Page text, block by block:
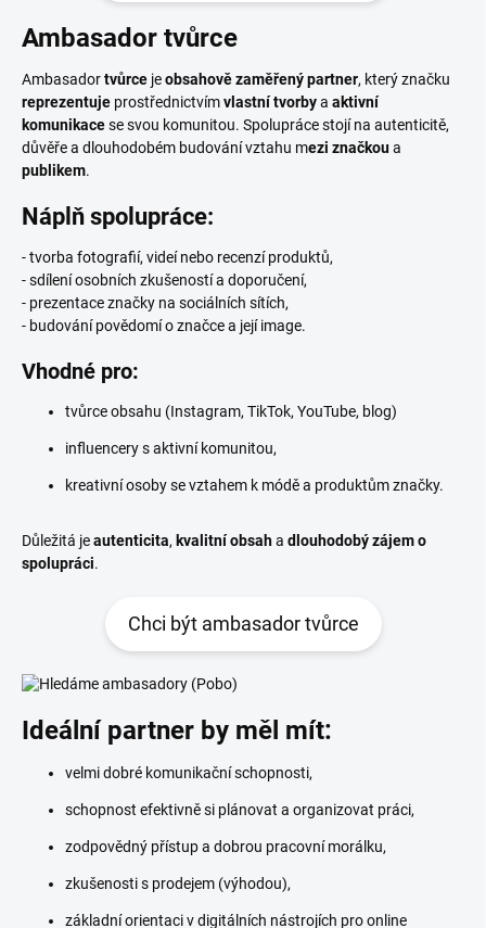
Ambasador tvůrce
Ambasadortvůrce jeobsahově zaměřený partner, který značku
reprezentuje prostřednictvímvlastní tvorbya aktivní
komunikacese svou komunitou. Spolupráce stojí na autenticitě,
důvěře a dlouhodobém budování vztahu mezi značkoua
publikem.
Náplň spolupráce:
- tvorba fotografií, videí nebo recenzí produktů,
- sdílení osobních zkušeností a doporučení,
- prezentace značky na sociálních sítích,
- budování povědomí o značce a její image.
Vhodné pro:
tvůrce obsahu (Instagram, TikTok, YouTube, blog)
influencery s aktivní komunitou,
kreativní osoby se vztahem k módě a produktům značky.
Důležitá jeautenticita, kvalitní obsaha dlouhodobý zájem o
spolupráci.
Chci být ambasador tvůrce
Ideální partner by měl mít:
velmi dobré komunikační schopnosti,
schopnost efektivně si plánovat a organizovat práci,
zodpovědný přístup a dobrou pracovní morálku,
zkušenosti s prodejem (výhodou),
základní orientaci v digitálních nástrojích pro online